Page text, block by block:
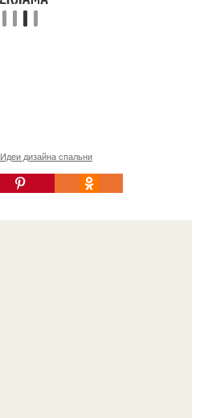
Идеи дизайна спальни